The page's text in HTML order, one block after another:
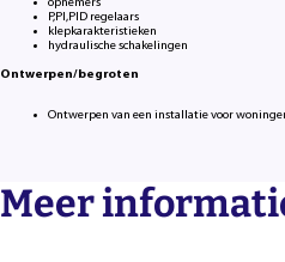
P,PI,PID regelaars
klepkarakteristieken
hydraulische schakelingen
Ontwerpen/begroten
Ontwerpen van een installatie voor
Meer